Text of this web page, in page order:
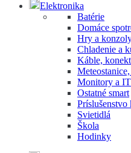
Elektronika
Batérie
Domáce
Hry a
Chladenie a
Káble,
Monitory a IT
Ostatné smart
Svietidlá
Škola
Hodinky